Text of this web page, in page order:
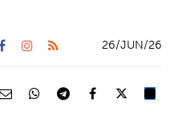
26/JUN/26